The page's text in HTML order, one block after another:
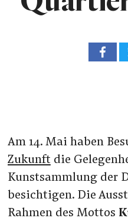
Am 14. Mai haben
Zukunft die
Kunstsammlung der
besichtigen. Die
Rahmen des Mottos